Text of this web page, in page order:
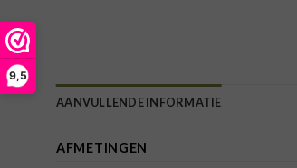
9,5
AANVULLENDE INFORMATIE
AFMETINGEN